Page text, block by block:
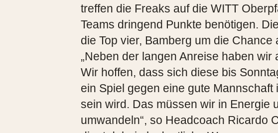
treffen die Freaks auf die WITT
Teams dringend Punkte benötigen.
die Top vier, Bamberg um die
„Neben der langen Anreise haben
Wir hoffen, dass sich diese bis
ein Spiel gegen eine gute
sein wird. Das müssen wir in Energie
umwandeln“, so Headcoach Ricardo